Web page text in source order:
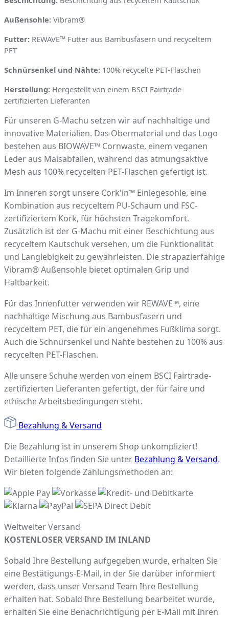
Außensohle: Vibram®
Futter: REWAVE™ Futter aus Bambusfasern und recyceltem
PET
Schnürsenkel und Nähte: 100% recycelte PET-Flaschen
Herstellung: Hergestellt von einem BSCI Fairtrade-
zertifizierten Lieferanten
Für unseren G-Machu setzen wir auf nachhaltige und
innovative Materialien. Das Obermaterial und das Logo
bestehen aus BIOWAVE™ Cornwaste, einem veganen
Leder aus Maisabfällen, während das atmungsaktive
Mesh aus 100% recycelten PET-Flaschen gefertigt ist.
Im Inneren sorgt unsere Cork'in™ Einlegesohle, eine
Kombination aus recyceltem PU-Schaum und FSC-
zertifiziertem Kork, für höchsten Tragekomfort.
Zusätzlich ist der G-Machu mit einer Beschichtung aus
recyceltem Kautschuk versehen, um die Funktionalität
und Langlebigkeit zu gewährleisten. Die strapazierfähige
Vibram® Außensohle bietet optimalen Grip und
Haltbarkeit.
Für das Innenfutter verwenden wir REWAVE™, eine
nachhaltige Mischung aus Bambusfasern und
recyceltem PET, die für ein angenehmes Fußklima sorgt.
Auch die Schnürsenkel und Nähte bestehen zu 100% aus
recycelten PET-Flaschen.
Alle unsere Schuhe werden von einem BSCI Fairtrade-
zertifizierten Lieferanten gefertigt, der für faire und
ethische Arbeitsbedingungen steht.
Bezahlung & Versand
Die Bezahlung ist in unserem Shop unkompliziert!
Detaillierte Infos finden Sie unter Bezahlung & Versand.
Wir bieten folgende Zahlungsmethoden an:
Weltweiter Versand
KOSTENLOSER VERSAND IM INLAND
Sobald Ihre Bestellung aufgegeben wurde, erhalten Sie
eine Bestätigungs-E-Mail, in der Sie darüber informiert
werden, dass unser Versand Team Ihre Bestellung
erhalten hat. Sobald Ihre Bestellung bearbeitet wurde,
erhalten Sie eine Benachrichtigung per E-Mail mit Ihren